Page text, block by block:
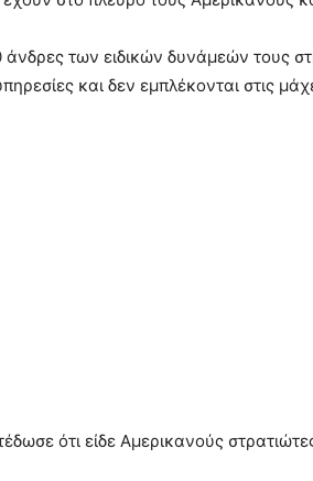
άνδρες των ειδικών δυνάμεών τους
και δεν εμπλέκονται στις
ότι είδε Αμερικανούς